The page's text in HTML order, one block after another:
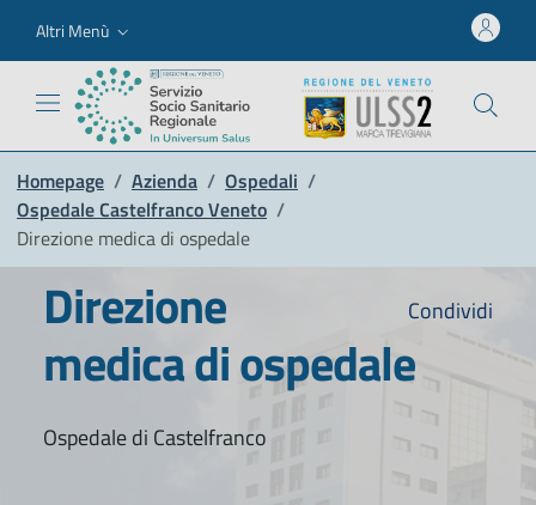
Altri Menù
Homepage / Azienda / Ospedali /
Ospedale Castelfranco Veneto /
Direzione medica di ospedale
Condividi
Direzione
medica di ospedale
Ospedale di Castelfranco